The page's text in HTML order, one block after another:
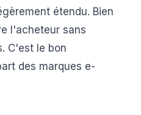
étendu. Bien
l'acheteur sans
C'est le bon
des marques e-